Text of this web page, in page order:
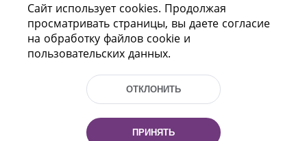
Пр-т Независимости 116
г. Минск, Республика Беларусь, 220114
Тел.: (+375 17) 368 37 37, Факс: (+375 17)
Эл. почта: inbox@nlb.by
Сайт использует cookies. Продолжая
просматривать страницы, вы даете согласие
на обработку файлов cookie и
пользовательских данных.
ОТКЛОНИТЬ
ПРИНЯТЬ